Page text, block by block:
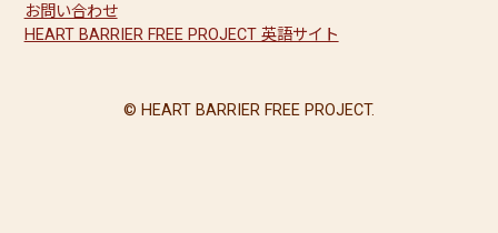
お問い合わせ
HEART BARRIER FREE PROJECT 英語サイト
© HEART BARRIER FREE PROJECT.